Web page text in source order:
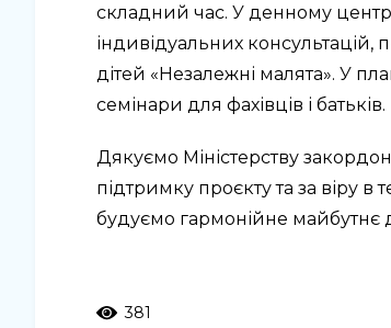
складний час. У денному
індивідуальних консультацій,
дітей «Незалежні малята». У
семінари для фахівців і батьків.
Дякуємо Міністерству
підтримку проєкту та за віру в
будуємо гармонійне майбутнє
381